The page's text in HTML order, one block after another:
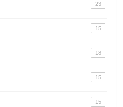
23
15
18
15
15